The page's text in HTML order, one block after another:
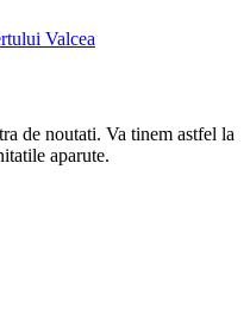
Valcea
de noutati. Va tinem astfel la
aparute.